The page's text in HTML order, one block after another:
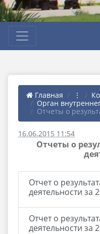
Главная ⋮
Орган
Отчеты о
16.06.2015 11:54
Отчеты о
Отчет о
деятельности за
Отчет о
деятельности за